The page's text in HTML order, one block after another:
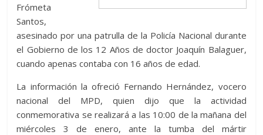
Frómeta
Santos,
asesinado por una patrulla de la Policía Nacional durante
el Gobierno de los 12 Años de doctor Joaquín Balaguer,
cuando apenas contaba con 16 años de edad.
La información la ofreció Fernando Hernández, vocero
nacional del MPD, quien dijo que la actividad
conmemorativa se realizará a las 10:00 de la mañana del
miércoles 3 de enero, ante la tumba del mártir